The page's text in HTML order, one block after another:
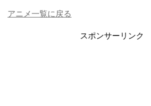
アニメ一覧に戻る
スポンサーリンク